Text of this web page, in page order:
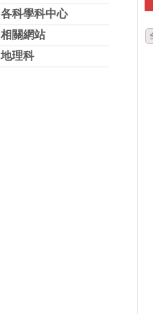
各科學科中心
相關網站
地理科